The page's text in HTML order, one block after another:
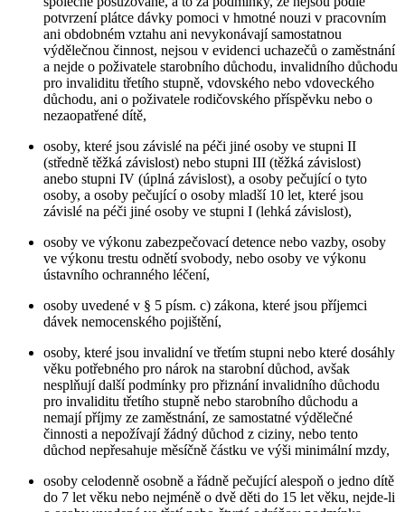
potvrzení plátce dávky pomoci v hmotné nouzi v pracovním
ani obdobném vztahu ani nevykonávají samostatnou
výdělečnou činnost, nejsou v evidenci uchazečů o zaměstnání
a nejde o poživatele starobního důchodu, invalidního důchodu
pro invaliditu třetího stupně, vdovského nebo vdoveckého
důchodu, ani o poživatele rodičovského příspěvku nebo o
nezaopatřené dítě,
osoby, které jsou závislé na péči jiné osoby ve stupni II
(středně těžká závislost) nebo stupni III (těžká závislost)
anebo stupni IV (úplná závislost), a osoby pečující o tyto
osoby, a osoby pečující o osoby mladší 10 let, které jsou
závislé na péči jiné osoby ve stupni I (lehká závislost),
osoby ve výkonu zabezpečovací detence nebo vazby, osoby
ve výkonu trestu odnětí svobody, nebo osoby ve výkonu
ústavního ochranného léčení,
osoby uvedené v § 5 písm. c) zákona, které jsou příjemci
dávek nemocenského pojištění,
osoby, které jsou invalidní ve třetím stupni nebo které dosáhly
věku potřebného pro nárok na starobní důchod, avšak
nesplňují další podmínky pro přiznání invalidního důchodu
pro invaliditu třetího stupně nebo starobního důchodu a
nemají příjmy ze zaměstnání, ze samostatné výdělečné
činnosti a nepožívají žádný důchod z ciziny, nebo tento
důchod nepřesahuje měsíčně částku ve výši minimální mzdy,
osoby celodenně osobně a řádně pečující alespoň o jedno dítě
do 7 let věku nebo nejméně o dvě děti do 15 let věku, nejde-li